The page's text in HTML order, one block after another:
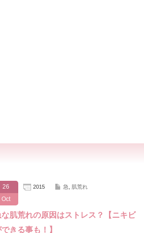
26
Oct
2015 急 肌荒れ
な肌荒れの原因はストレス？【ニキビ
できる事も！】